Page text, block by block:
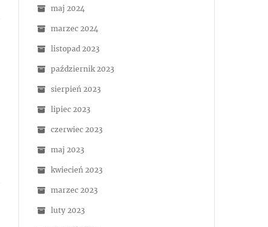
maj 2024
marzec 2024
listopad 2023
październik 2023
sierpień 2023
lipiec 2023
czerwiec 2023
maj 2023
kwiecień 2023
marzec 2023
luty 2023